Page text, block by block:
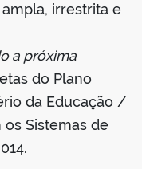
irrestrita e
a próxima
do Plano
da Educação /
Sistemas de